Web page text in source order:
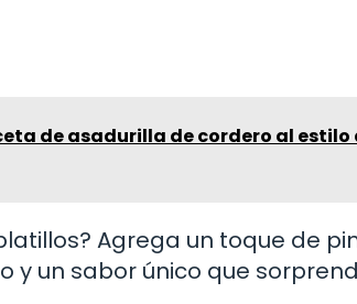
de asadurilla de cordero al estilo
Agrega un toque de
un sabor único que